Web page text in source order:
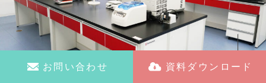
お問い合わせ 資料ダウンロード